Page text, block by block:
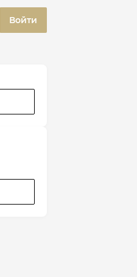
Войти